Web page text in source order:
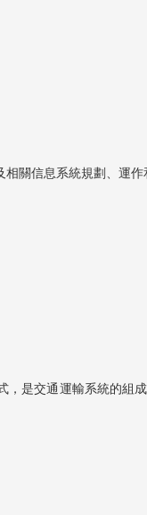
關信息系統規劃、運
是交通運輸系統的組